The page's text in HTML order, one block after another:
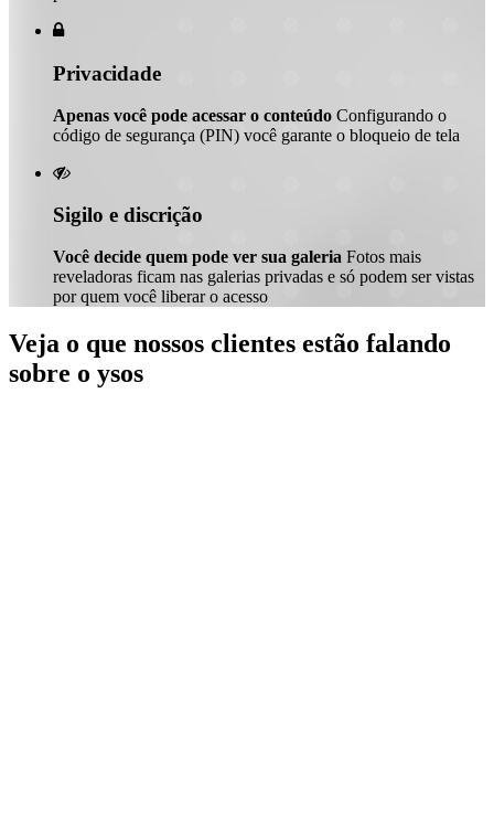

Privacidade
Apenas você pode acessar o conteúdo Configurando o
código de segurança (PIN) você garante o bloqueio de tela

Sigilo e discrição
Você decide quem pode ver sua galeria Fotos mais
reveladoras ficam nas galerias privadas e só podem ser vistas
por quem você liberar o acesso
Veja o que nossos clientes estão falando
sobre o ysos